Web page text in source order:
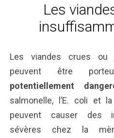
Les
Les viandes crues ou
peuvent être
potentiellement
salmonelle, l’E. coli et
peuvent causer des
sévères chez la